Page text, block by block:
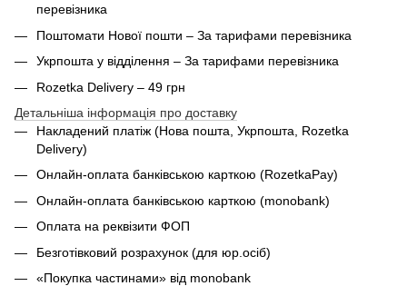
перевізника
Поштомати Нової пошти – За тарифами перевізника
Укрпошта у відділення – За тарифами перевізника
Rozetka Delivery – 49 грн
Детальніша інформація про доставку
Накладений платіж (Нова пошта, Укрпошта, Rozetka
Delivery)
Онлайн-оплата банківською карткою (RozetkaPay)
Онлайн-оплата банківською карткою (monobank)
Оплата на реквізити ФОП
Безготівковий розрахунок (для юр.осіб)
«Покупка частинами» від monobank